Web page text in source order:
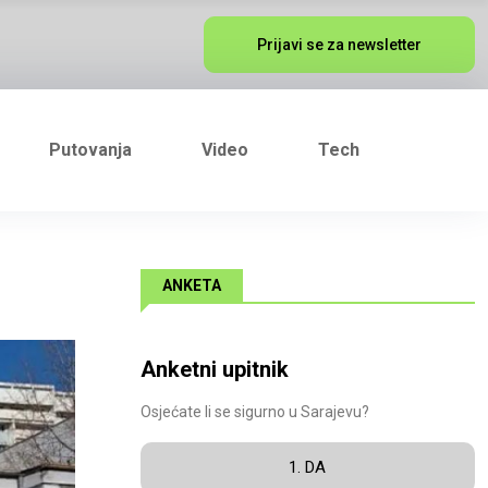
Prijavi se za newsletter
Putovanja Video Tech
ANKETA
Anketni upitnik
Osjećate li se sigurno u Sarajevu?
1. DA